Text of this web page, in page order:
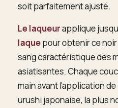
soit parfaitement ajusté.
Le laqueurapplique
laque pour obtenir ce
sang caractéristique des
asiatisantes. Chaque
main avant l’application
urushi japonaise, la plus